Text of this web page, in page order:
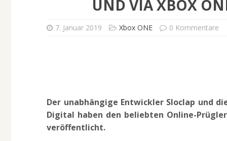
UND VIA XBOX
7. Januar 2019 Xbox ONE 0 Kommentare
Der unabhängige Entwickler Sloclap und
Digital haben den beliebten Online-
veröffentlicht.